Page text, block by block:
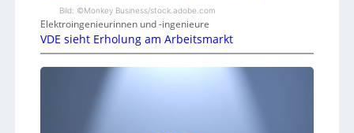
Bild: ©Monkey Business/stock.adobe.com
Elektroingenieurinnen und -ingenieure
VDE sieht Erholung am Arbeitsmarkt